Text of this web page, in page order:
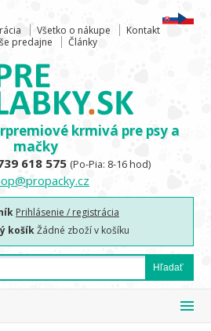
Všetko o nákupe
Kontakt
predajne
Články
krmivá pre psy a
mačky
618 575 (Po-Pia: 8-16 hod)
Prihlásenie / registrácia
košíkŽádné zboží v košíku